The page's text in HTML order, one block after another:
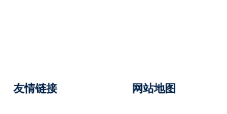
友情链接 网站地图